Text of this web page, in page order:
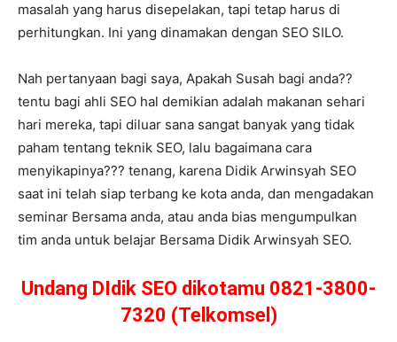
masalah yang harus disepelakan, tapi tetap harus di
perhitungkan. Ini yang dinamakan dengan SEO SILO.
Nah pertanyaan bagi saya, Apakah Susah bagi anda??
tentu bagi ahli SEO hal demikian adalah makanan sehari
hari mereka, tapi diluar sana sangat banyak yang tidak
paham tentang teknik SEO, lalu bagaimana cara
menyikapinya??? tenang, karena Didik Arwinsyah SEO
saat ini telah siap terbang ke kota anda, dan mengadakan
seminar Bersama anda, atau anda bias mengumpulkan
tim anda untuk belajar Bersama Didik Arwinsyah SEO.
Undang DIdik SEO dikotamu 0821-3800-
7320 (Telkomsel)